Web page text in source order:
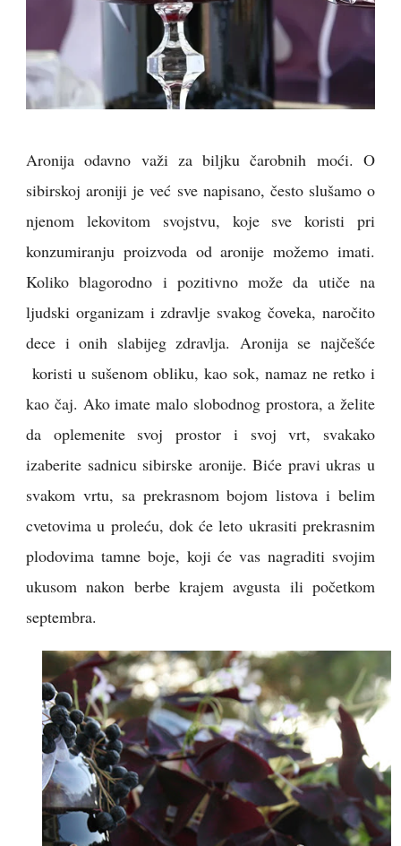
Aronija odavno važi za biljku čarobnih moći. O
sibirskoj aroniji je već sve napisano, često slušamo o
njenom lekovitom svojstvu, koje sve koristi pri
konzumiranju proizvoda od aronije možemo imati.
Koliko blagorodno i pozitivno može da utiče na
ljudski organizam i zdravlje svakog čoveka, naročito
dece i onih slabijeg zdravlja. Aronija se najčešće
koristi u sušenom obliku, kao sok, namaz ne retko i
kao čaj. Ako imate malo slobodnog prostora, a želite
da oplemenite svoj prostor i svoj vrt, svakako
izaberite sadnicu sibirske aronije. Biće pravi ukras u
svakom vrtu, sa prekrasnom bojom listova i belim
cvetovima u proleću, dok će leto ukrasiti prekrasnim
plodovima tamne boje, koji će vas nagraditi svojim
ukusom nakon berbe krajem avgusta ili početkom
septembra.